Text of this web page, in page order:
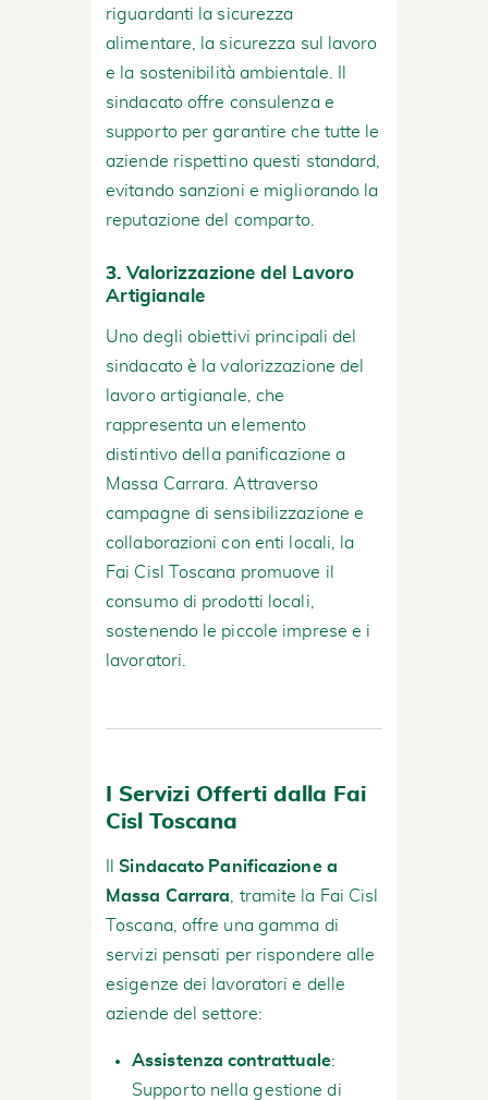
riguardanti la sicurezza
alimentare, la sicurezza sul lavoro
e la sostenibilità ambientale. Il
sindacato offre consulenza e
supporto per garantire che tutte le
aziende rispettino questi standard,
evitando sanzioni e migliorando la
reputazione del comparto.
3. Valorizzazione del Lavoro
Artigianale
Uno degli obiettivi principali del
sindacato è la valorizzazione del
lavoro artigianale, che
rappresenta un elemento
distintivo della panificazione a
Massa Carrara. Attraverso
campagne di sensibilizzazione e
collaborazioni con enti locali, la
Fai Cisl Toscana promuove il
consumo di prodotti locali,
sostenendo le piccole imprese e i
lavoratori.
I Servizi Offerti dalla Fai
Cisl Toscana
IlSindacato Panificazione a
Massa Carrara , tramite la Fai Cisl
Toscana, offre una gamma di
servizi pensati per rispondere alle
esigenze dei lavoratori e delle
aziende del settore:
Assistenza contrattuale:
Supporto nella gestione di